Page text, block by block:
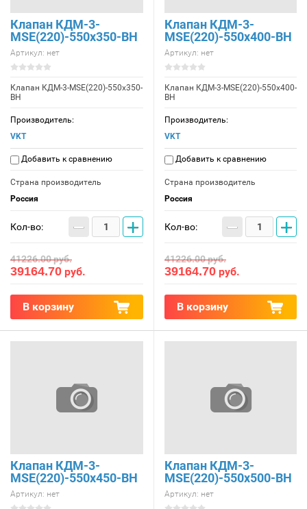
Клапан КДМ-3-
МSE(220)-550x350-ВН
Артикул: нет
Клапан КДМ-3-МSE(220)-550x350-
ВН
Производитель:
VKT
Добавить к сравнению
Страна производитель
Россия
Кол-во: − +
41226.00руб.
39164.70 руб.
В корзину
Клапан КДМ-3-
МSE(220)-550x400-ВН
Артикул: нет
Клапан КДМ-3-МSE(220)-550x400-
ВН
Производитель:
VKT
Добавить к сравнению
Страна производитель
Россия
Кол-во: − +
41226.00руб.
39164.70 руб.
В корзину
Клапан КДМ-3-
МSE(220)-550x450-ВН
Артикул: нет
Клапан КДМ-3-
МSE(220)-550x500-ВН
Артикул: нет